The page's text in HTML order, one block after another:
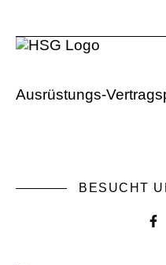
Ausrüstungs-
BESUCHT